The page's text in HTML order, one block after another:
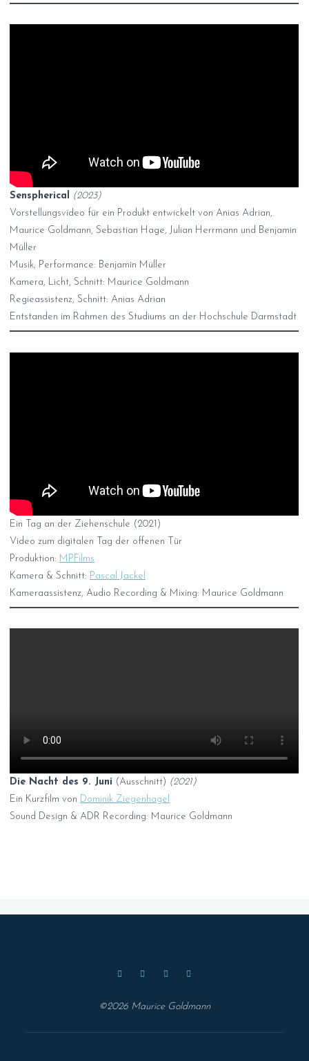
Senspherical (2023)
Vorstellungsvideo für ein Produkt entwickelt von Anias Adrian,
Maurice Goldmann, Sebastian Hage, Julian Herrmann und Benjamin
Müller
Musik, Performance: Benjamin Müller
Kamera, Licht, Schnitt: Maurice Goldmann
Regieassistenz, Schnitt: Anias Adrian
Entstanden im Rahmen des Studiums an der Hochschule Darmstadt
Ein Tag an der Ziehenschule (2021)
Video zum digitalen Tag der offenen Tür
Produktion: MPFilms
Kamera & Schnitt: Pascal Jackel
Kameraassistenz, Audio Recording & Mixing: Maurice Goldmann
Die Nacht des 9. Juni (Ausschnitt) (2021)
Ein Kurzfilm von Dominik Ziegenhagel
Sound Design & ADR Recording: Maurice Goldmann
©2026 Maurice Goldmann